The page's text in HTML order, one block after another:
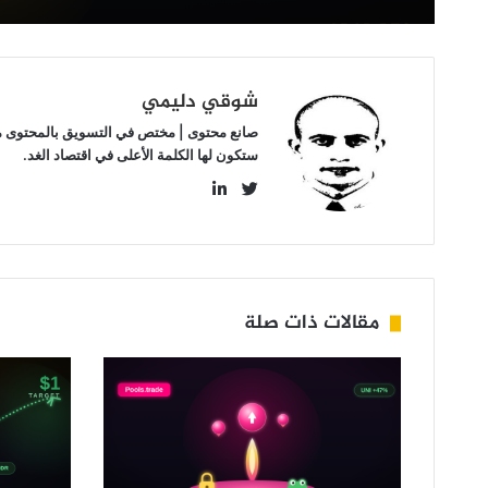
شوقي دليمي
صانع محتوى | مختص في التسويق بالمحتوى
ستكون لها الكلمة الأعلى في اقتصاد الغد.
مقالات ذات صلة